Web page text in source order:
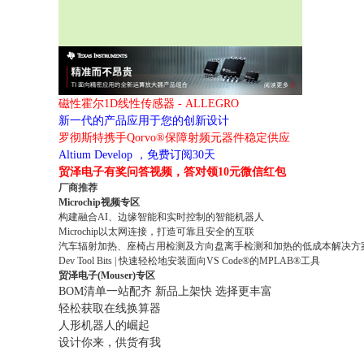
磁性霍尔1D线性传感器 - ALLEGRO
新一代的产品应用于您的创新设计
罗彻斯特携手Qorvo®保障射频元器件稳定供应
Altium Develop ，免费订阅30天
贸泽电子有奖问答视频，答对领10元微信红包
厂商推荐
Microchip视频专区
构建融合AI、边缘智能和实时控制的智能机器人
Microchip以太网连接，打造可靠且安全的互联
汽车辐射加热、座椅占用检测及方向盘离手检测和加热的低成本解决方
Dev Tool Bits | 快速轻松地安装面向VS Code®的MPLAB®工具
贸泽电子(Mouser)专区
BOM清单一站配齐 新品上架快 选择更丰富
轻松获取在线换算器
人形机器人的崛起
设计你来，供货有我